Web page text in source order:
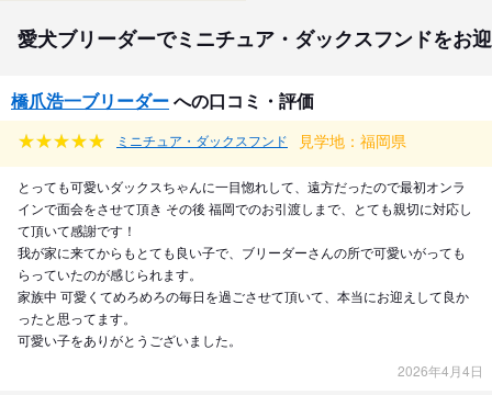
愛犬ブリーダーでミニチュア・ダックスフンドをお
橋爪浩一ブリーダーへの口コミ・評価
ミニチュア・ダックスフンド 見学地：福岡県
とっても可愛いダックスちゃんに一目惚れして、遠方だったので最初オンラ
インで面会をさせて頂き その後 福岡でのお引渡しまで、とても親切に対応し
て頂いて感謝です！
我が家に来てからもとても良い子で、ブリーダーさんの所で可愛いがっても
らっていたのが感じられます。
家族中 可愛くてめろめろの毎日を過ごさせて頂いて、本当にお迎えして良か
ったと思ってます。
可愛い子をありがとうございました。
2026年4月4日